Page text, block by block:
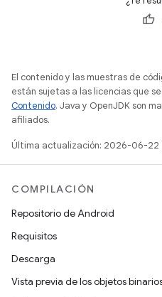
El contenido y las muestras de
están sujetas a las licencias que
Contenido. Java y OpenJDK son
afiliados.
Última actualización: 2026-06-22
COMPILACIÓN
Repositorio de Android
Requisitos
Descarga
Vista previa de los objetos